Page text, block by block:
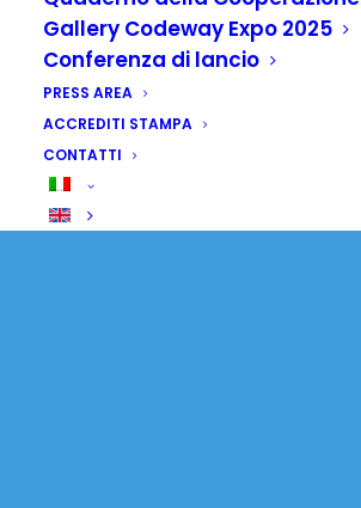
Gallery Codeway Expo 2025
Conferenza di lancio
PRESS AREA
ACCREDITI STAMPA
CONTATTI